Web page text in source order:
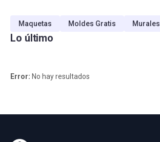
Maquetas Moldes Gratis
Lo último
Error: No hay resultados